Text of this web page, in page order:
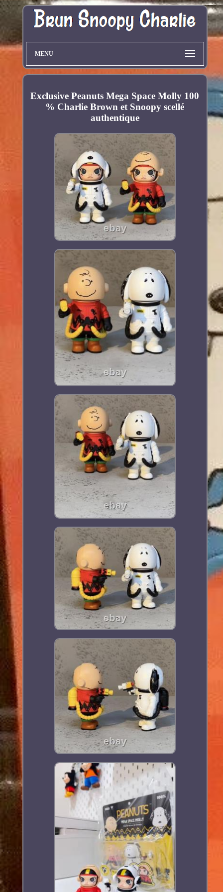
MENU
Exclusive Peanuts Mega Space Molly 100
% Charlie Brown et Snoopy scellé
authentique